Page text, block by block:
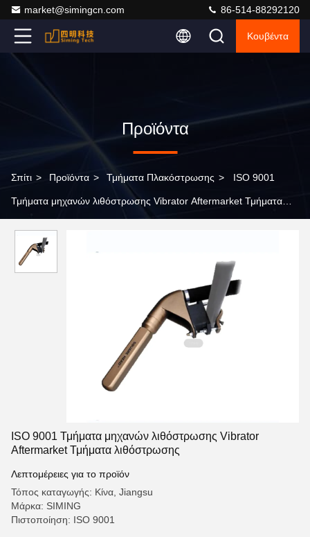
market@simingcn.com 86-514-88292120
Κουβέντα
Προϊόντα
Σπίτι > Προϊόντα > Τμήματα Πλακόστρωσης > ISO 9001
Τμήματα μηχανών λιθόστρωσης Vibrator Aftermarket Τμήματα
ISO 9001 Τμήματα μηχανών λιθόστρωσης Vibrator
Aftermarket Τμήματα λιθόστρωσης
Λεπτομέρειες για το προϊόν
Τόπος καταγωγής: Κίνα, Jiangsu
Μάρκα: SIMING
Πιστοποίηση: ISO 9001